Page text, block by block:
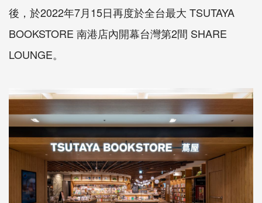
後，於2022年7月15日再度於全台最大 TSUTAYA
BOOKSTORE 南港店內開幕台灣第2間 SHARE
LOUNGE。